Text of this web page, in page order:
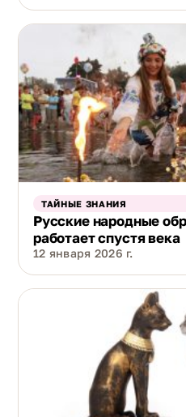
ТАЙНЫЕ ЗНАНИЯ
Русские народные
работает спустя века
12 января 2026 г.